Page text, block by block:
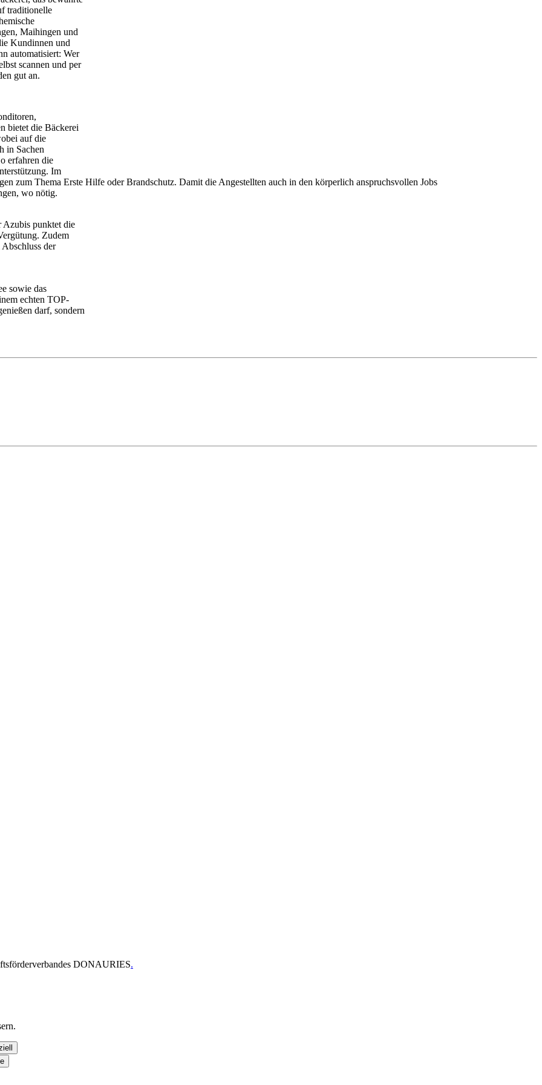
traditionelle
Maihingen und
Kundinnen und
automatisiert: Wer
scannen und per
gut an.
bietet die Bäckerei
auf die
in Sachen
erfahren die
Im
zum Thema Erste Hilfe oder Brandschutz. Damit die Angestellten auch in den körperlich anspruchsvollen Jobs
wo nötig.
Azubis punktet die
Zudem
der
sowie das
echten TOP-
darf, sondern
DONAURIES.